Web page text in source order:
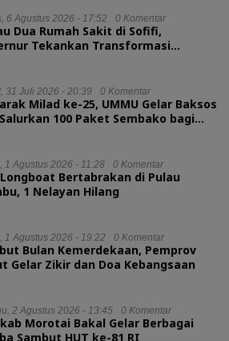
6 Agustus 2026 - 17:52 0 Komentar
Dua Rumah Sakit di Sofifi,
Tekankan Transformasi
31 Juli 2026 - 20:39 0 Komentar
Milad ke-25, UMMU Gelar Baksos
100 Paket Sembako bagi
1 Agustus 2026 - 11:28 0 Komentar
Bertabrakan di Pulau
1 Nelayan Hilang
1 Agustus 2026 - 19:22 0 Komentar
Bulan Kemerdekaan, Pemprov
Gelar Zikir dan Doa Kebangsaan
2 Agustus 2026 - 13:45 0 Komentar
Morotai Bakal Gelar Berbagai
Sambut HUT ke-81 RI